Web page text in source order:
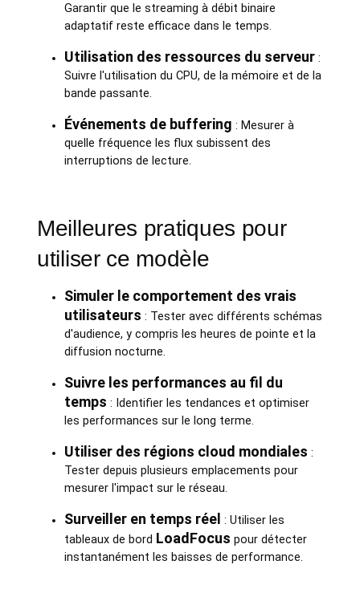
Garantir que le streaming à débit binaire
adaptatif reste efficace dans le temps.
Utilisation des ressources du serveur:
Suivre l'utilisation du CPU, de la mémoire et de la
bande passante.
Événements de buffering : Mesurer à
quelle fréquence les flux subissent des
interruptions de lecture.
Meilleures pratiques pour
utiliser ce modèle
Simuler le comportement des vrais
utilisateurs : Tester avec différents schémas
d'audience, y compris les heures de pointe et la
diffusion nocturne.
Suivre les performances au fil du
temps : Identifier les tendances et optimiser
les performances sur le long terme.
Utiliser des régions cloud mondiales :
Tester depuis plusieurs emplacements pour
mesurer l'impact sur le réseau.
Surveiller en temps réel : Utiliser les
tableaux de bord LoadFocus pour détecter
instantanément les baisses de performance.